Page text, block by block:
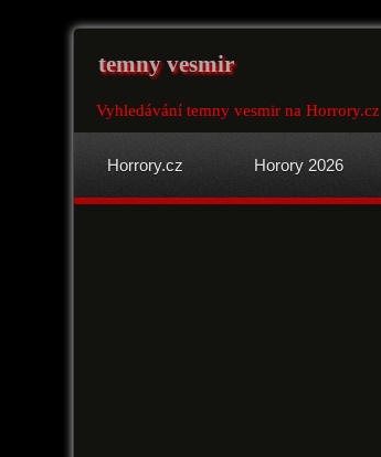
temny vesmir
Vyhledávání temny vesmir na Horrory.cz
Horrory.cz Horory 2026